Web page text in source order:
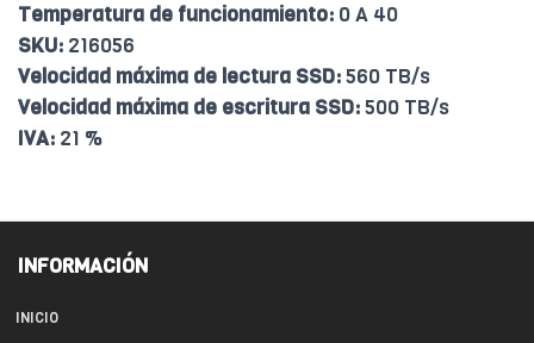
Temperatura de funcionamiento: 0 A 40
SKU: 216056
Velocidad máxima de lectura SSD:560 TB/s
Velocidad máxima de escritura SSD:500 TB/s
IVA: 21 %
INFORMACIÓN
INICIO